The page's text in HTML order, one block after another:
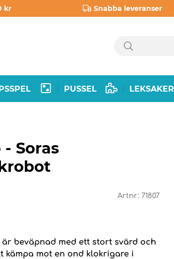
kr Snabba leveranser
PUSSEL LEKSAKER
- Soras
Artnr: 71807
beväpnad med ett stort svärd och
kämpa mot en ond klokrigare i